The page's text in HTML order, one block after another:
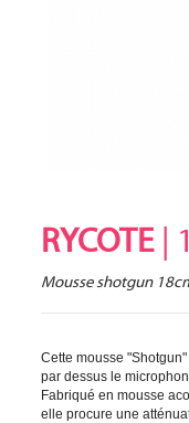
RYCOTE|
Mousse shotgun
Cette mousse
par dessus le
Fabriqué en mousse
elle procure une